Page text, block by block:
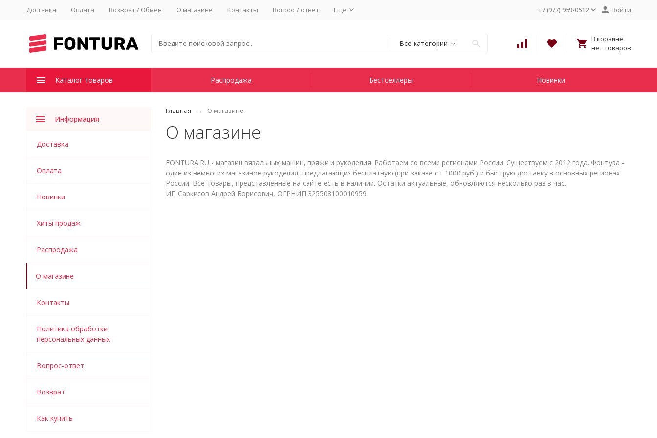
Доставка Оплата Возврат / Обмен О магазине Контакты Вопрос / ответ Ещё +7 (977) 959-0512 Войти
Все категории
В корзине
нет товаров
Каталог товаров Распродажа Бестселлеры Новинки
Главная О магазине
О магазине
FONTURA.RU - магазин вязальных машин, пряжи и рукоделия. Работаем со всеми регионами России. Существуем с 2012 года. Фонтура -
один из немногих магазинов рукоделия, предлагающих бесплатную (при заказе от 1000 руб.) и быструю доставку в основных регионах
России. Все товары, представленные на сайте есть в наличии. Остатки актуальные, обновляются несколько раз в час.
ИП Саркисов Андрей Борисович, ОГРНИП 325508100010959
Информация
Доставка
Оплата
Новинки
Хиты продаж
Распродажа
О магазине
Контакты
Политика обработки
персональных данных
Вопрос-ответ
Возврат
Как купить